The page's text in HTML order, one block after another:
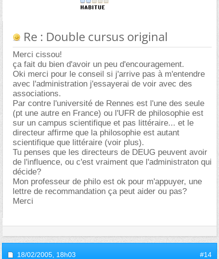
Re : Double cursus original
Merci cissou!
ça fait du bien d'avoir un peu d'encouragement.
Oki merci pour le conseil si j'arrive pas à m'entendre
avec l'administration j'essayerai de voir avec des
associations.
Par contre l'université de Rennes est l'une des seule
(pt une autre en France) ou l'UFR de philosophie est
sur un campus scientifique et pas littéraire... et le
directeur affirme que la philosophie est autant
scientifique que littéraire (voir plus).
Tu penses que les directeurs de DEUG peuvent avoir
de l'influence, ou c'est vraiment que l'administraton qui
décide?
Mon professeur de philo est ok pour m'appuyer, une
lettre de recommandation ça peut aider ou pas?
Merci
18/02/2005, 18h03 #14